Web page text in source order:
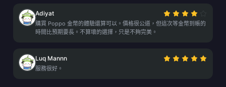
Adiyat
購買 Poppo 金幣的體驗還算可以。價格很公道，但這次等金幣到帳的
時間比預期要長。不算壞的選擇，只是不夠完美。
Luq Mannn
服務很好。